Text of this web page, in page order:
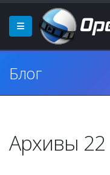
Блог
Архивы 22